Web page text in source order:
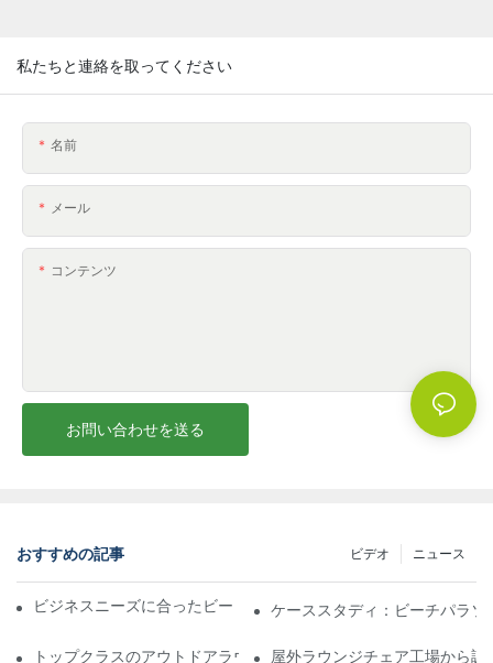
私たちと連絡を取ってください
名前
メール
コンテンツ
お問い合わせを送る
おすすめの記事 ニュース
ビデオ
ビジネスニーズに合ったビーチパラソル販売業者を見つける
ケーススタディ：ビーチパラ
トップクラスのアウトドアラウンジチェア工場に期待できること
屋外ラウンジチェア工場から調